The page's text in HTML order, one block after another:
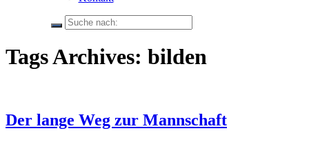
Tags Archives: bilden
Der lange Weg zur Mannschaft